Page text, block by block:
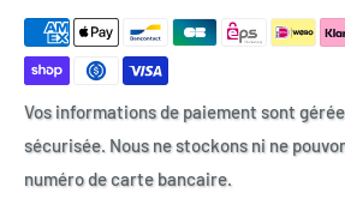
Vos informations de paiement sont
sécurisée. Nous ne stockons ni ne
numéro de carte bancaire.